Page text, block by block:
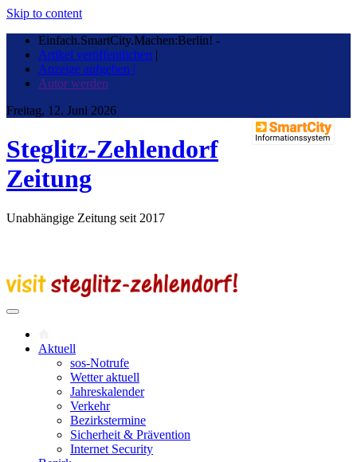
Skip to content
Einfach.SmartCity.Machen:Berlin! -
Artikel veröffentlichen |
Anzeige aufgeben |
Autor werden
Freitag, 12. Juni 2026
Steglitz-Zehlendorf
Zeitung
Unabhängige Zeitung seit 2017
Aktuell
sos-Notrufe
Wetter aktuell
Jahreskalender
Verkehr
Bezirkstermine
Sicherheit & Prävention
Internet Security